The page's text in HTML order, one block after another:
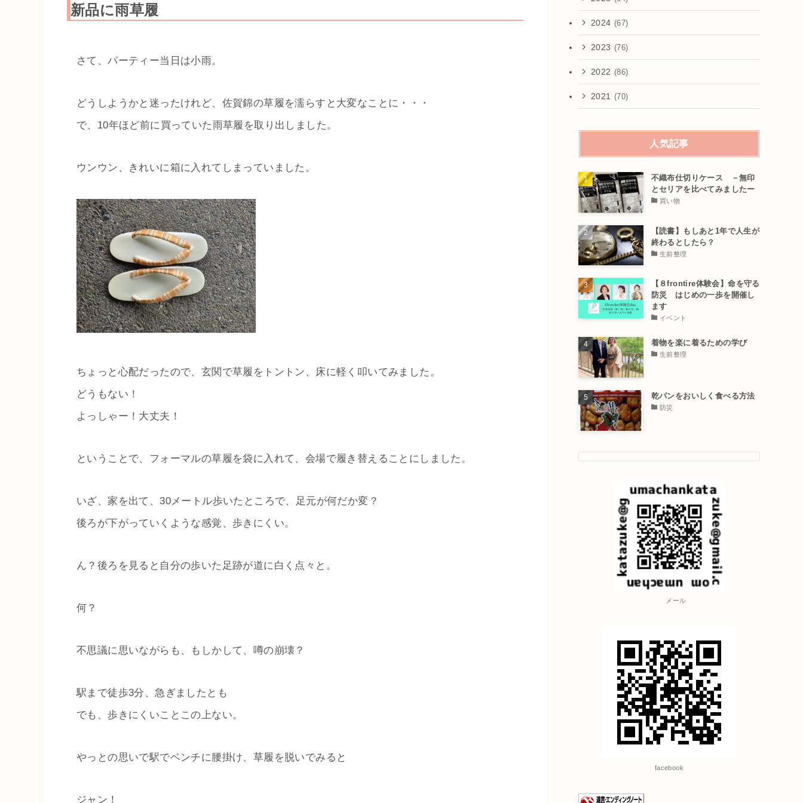
新品に雨草履
さて、パーティー当日は小雨。
どうしようかと迷ったけれど、佐賀錦の草履を濡らすと大変なことに・・・
で、10年ほど前に買っていた雨草履を取り出しました。
ウンウン、きれいに箱に入れてしまっていました。
ちょっと心配だったので、玄関で草履をトントン、床に軽く叩いてみました。
どうもない！
よっしゃー！大丈夫！
ということで、フォーマルの草履を袋に入れて、会場で履き替えることにしました。
いざ、家を出て、30メートル歩いたところで、足元が何だか変？
後ろが下がっていくような感覚、歩きにくい。
ん？後ろを見ると自分の歩いた足跡が道に白く点々と。
何？
不思議に思いながらも、もしかして、噂の崩壊？
駅まで徒歩3分、急ぎましたとも
でも、歩きにくいことこの上ない。
やっとの思いで駅でベンチに腰掛け、草履を脱いでみると
ジャン！
2024 (67)
2023 (76)
2022 (86)
2021 (70)
人気記事
不織布仕切りケース －無印
とセリアを比べてみましたー
買い物
【読書】もしあと1年で人生が
終わるとしたら？
生前整理
【８frontire体験会】命を守る
防災 はじめの一歩を開催し
ます
イベント
着物を楽に着るための学び
生前整理
乾パンをおいしく食べる方法
防災
メール
facebook